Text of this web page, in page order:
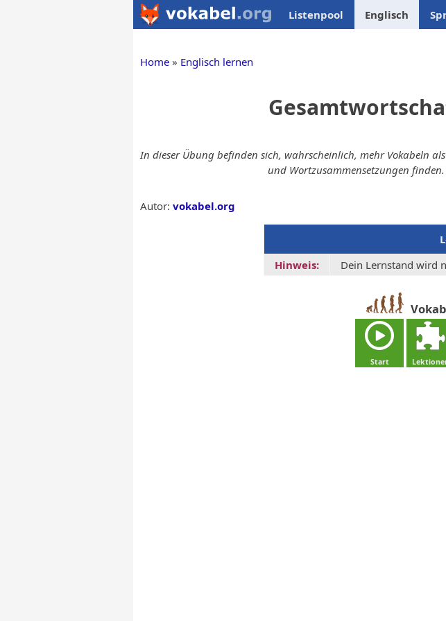
Listenpool Englisch
Home Englisch lernen
In dieser Übung befinden sich, wahrscheinlich, mehr Vokabeln
und Wortzusammensetzungen
Autor: vokabel.org
Hinweis:
Dein Lernstand wird
Start